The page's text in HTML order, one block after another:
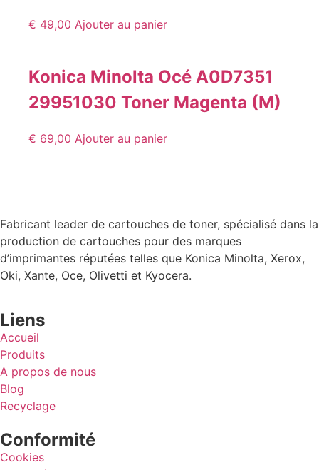
€ 49,00 Ajouter au panier
Konica Minolta Océ A0D7351
29951030 Toner Magenta (M)
€ 69,00 Ajouter au panier
Fabricant leader de cartouches de toner, spécialisé dans la
production de cartouches pour des marques
d’imprimantes réputées telles que Konica Minolta, Xerox,
Oki, Xante, Oce, Olivetti et Kyocera.
Liens
Accueil
Produits
A propos de nous
Blog
Recyclage
Conformité
Cookies